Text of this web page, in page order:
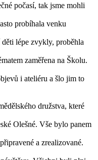
počasí, tak jsme mohli
probíhala venku
lépe zvykly, proběhla
zaměřena na Školu.
i ateliéru a šlo jim to
družstva, které
Olešné. Vše bylo panem
a zrealizované.